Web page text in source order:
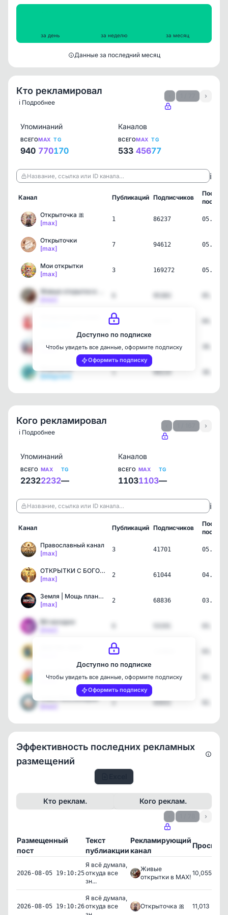
за день за неделю за месяц
Данные за последний месяц
Кто рекламировал
ℹ️ Подробнее
›
Упоминаний
ВСЕГО
940
MAX
770
TG
170
Каналов
ВСЕГО
533
MAX
456
TG
77
Название, ссылка или ID канала… ℹ️
Канал Публикаций Подписчиков
пост
Открыточка 🎀
[max]
1 86237
Открыточки
[max]
7 94612
Мои открытки
[max]
3 169272
82
[max]
1 90785
[telegram]
1 94214
Доступно по подписке
Чтобы увидеть все данные, оформите подписку
Оформить подписку
Кого рекламировал
ℹ️ Подробнее
›
Упоминаний
ВСЕГО
2232
MAX
2232
TG
—
Каналов
ВСЕГО
1103
MAX
1103
TG
—
Название, ссылка или ID канала… ℹ️
Канал Публикаций Подписчиков
пост
Православный канал
[max]
3 41701
ОТКРЫТКИ С БОГОМ🙏🏼
[max]
2 61044
Земля | Мощь планеты
[max]
2 68836
Вб находки
[max]
1
[max]
1 72771
Союз Пенсионеров
2 43431
Доступно по подписке
Чтобы увидеть все данные, оформите подписку
Оформить подписку
Эффективность последних рекламных
размещений
Кто реклам. Кого реклам.
›
Размещенный
пост
Текст
публиакции
Рекламирующий
канал
2026-08-05 19:10:25
Я всё думала,
откуда все
зн...
Живые
открытки в МАХ!
10,055
2026-08-05 19:10:26
Я всё думала,
откуда все
Открыточка 🎀 11,013